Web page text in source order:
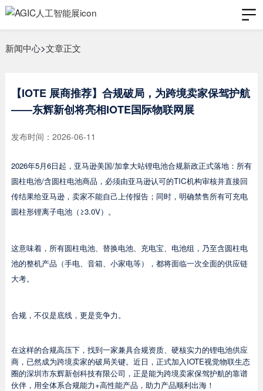
新闻中心>文章正文
【IOTE 展商推荐】合规破局，为跨境卖家保驾护航
——东辉新创将亮相IOTE国际物联网展
发布时间：2026-06-11
2026年5月6日起，亚马逊美国/加拿大站锂电池合规新政正式落地：所有
圆柱电池/含圆柱电池商品，必须由亚马逊认可的TIC机构审核并直接回
传结果给亚马逊，卖家不能自己上传报告；同时，明确禁售所有可充电
圆柱形锂离子电池（≥3.0V）。
这意味着，所有圆柱电池、替换电池、充电宝、电池组，乃至含圆柱电
池的整机产品（手电、音箱、小家电等），都将面临一次全面的供应链
大考。
合规，不仅是底线，更是竞争力。
在这样的合规高压下，找到一家兼具合规资质、硬核实力的锂电池供应
商，已然成为跨境卖家的破局关键。近日，正式加入IOTE视觉物联生态
圈的深圳市东辉新创科技有限公司，正是能为跨境卖家保驾护航的靠谱
伙伴，用全体系合规能力+高性能产品，助力产品顺利出海！